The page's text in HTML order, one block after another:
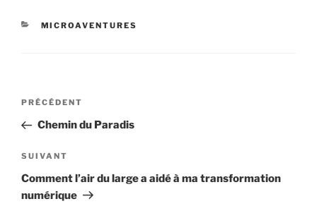
CATÉGORIES
MICROAVENTURES
Navigation
l’article
Article
précédent
PRÉCÉDENT
Chemin du Paradis
Article
suivant
SUIVANT
Comment l’air du large a aidé à ma transformation
numérique